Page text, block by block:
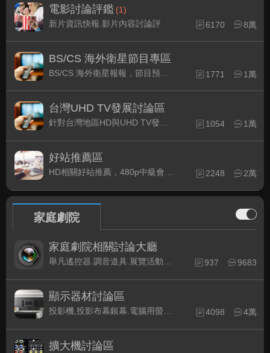
電影討論評鑑 (1)
新片資訊快報.影片內容討論評
6170 8萬
BS/CS 海外衛星節目專區
1771 1萬
台灣UHD TV發展討論區
1054 1萬
好站推薦區
HD相關好站推薦，480p中級會員以上限定 2248 2萬
家庭劇院
家庭劇院相關討論大廳
937 9683
顯示器材討論區
4098 4萬
擴大機討論區